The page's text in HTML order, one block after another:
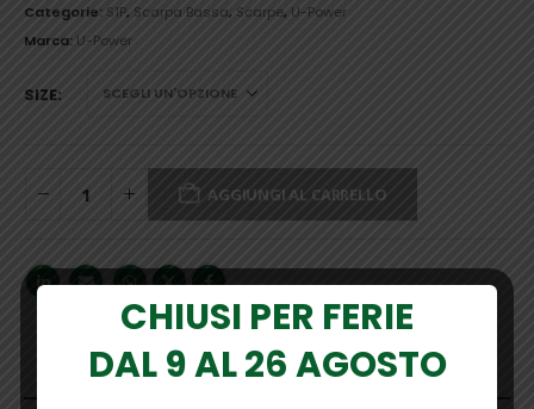
Categorie: S1P, Scarpa Bassa, Scarpe, U-Power
Marca: U-Power
SIZE
AGGIUNGI AL CARRELLO
DESCRIZIONE
CHIUSI PER FERIE
DAL 9 AL 26 AGOSTO